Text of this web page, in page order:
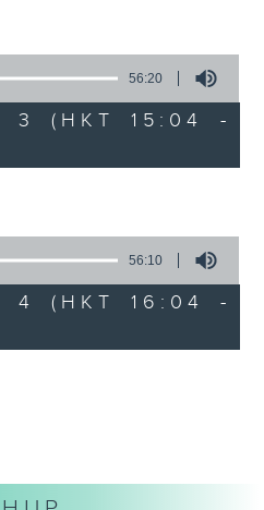
端 主唱
」
女 主唱
」
主唱
瑞卿 主唱
56:20
3 (HKT 15:04 -
56:10
4 (HKT 16:04 -